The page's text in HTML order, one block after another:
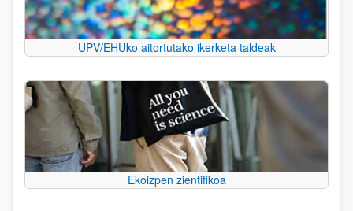
UPV/EHUko aitortutako ikerketa taldeak
Ekoizpen zientifikoa